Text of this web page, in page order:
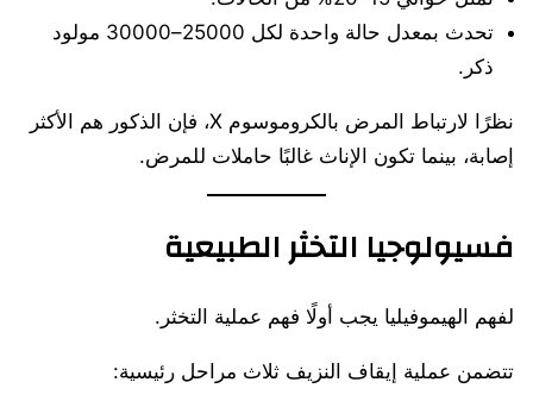
تحدث بمعدل حالة واحدة لكل 25000–30000 مولود
ذكر.
نظرًا لارتباط المرض بالكروموسوم X، فإن الذكور هم الأكثر
إصابة، بينما تكون الإناث غالبًا حاملات للمرض.
فسيولوجيا التخثر الطبيعية
لفهم الهيموفيليا يجب أولًا فهم عملية التخثر.
تتضمن عملية إيقاف النزيف ثلاث مراحل رئيسية: